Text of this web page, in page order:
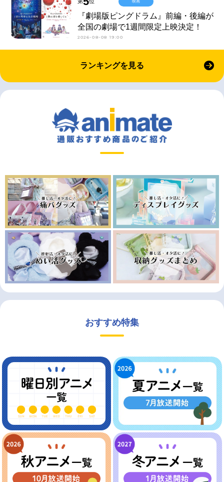
『劇場版ピングドラム』前編・後編が
全国の劇場で1週間限定上映決定！
2026-08-08 19:00
映画
ランキングを見る
おすすめ特集